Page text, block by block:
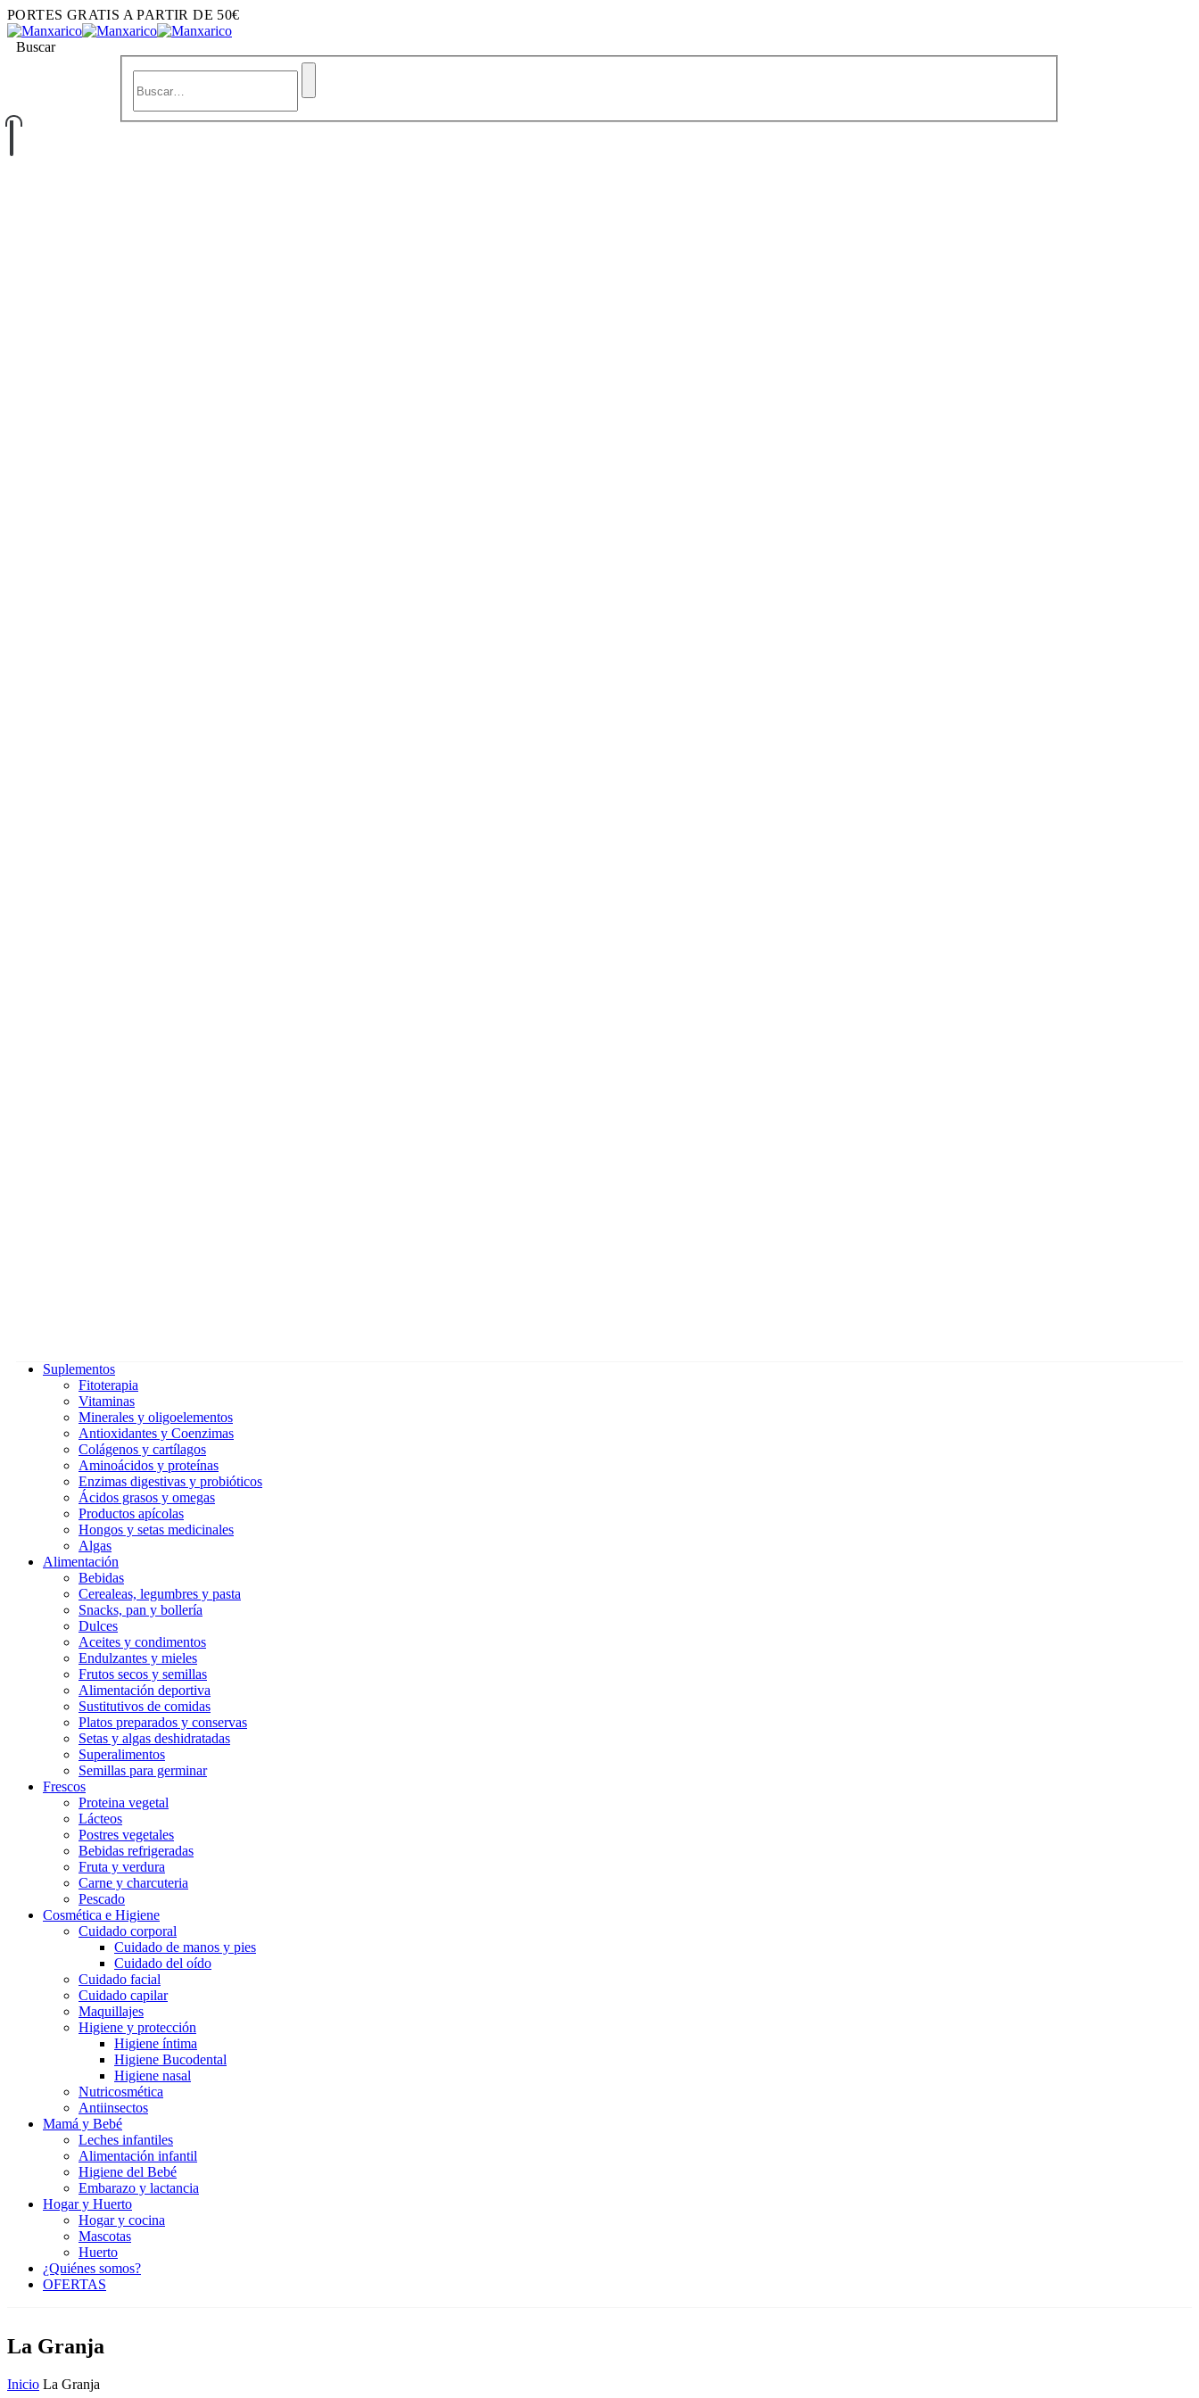
PORTES GRATIS A PARTIR DE 50€
Buscar
Suplementos
Fitoterapia
Vitaminas
Minerales y oligoelementos
Antioxidantes y Coenzimas
Colágenos y cartílagos
Aminoácidos y proteínas
Enzimas digestivas y probióticos
Ácidos grasos y omegas
Productos apícolas
Hongos y setas medicinales
Algas
Alimentación
Bebidas
Cerealeas, legumbres y pasta
Snacks, pan y bollería
Dulces
Aceites y condimentos
Endulzantes y mieles
Frutos secos y semillas
Alimentación deportiva
Sustitutivos de comidas
Platos preparados y conservas
Setas y algas deshidratadas
Superalimentos
Semillas para germinar
Frescos
Proteina vegetal
Lácteos
Postres vegetales
Bebidas refrigeradas
Fruta y verdura
Carne y charcuteria
Pescado
Cosmética e Higiene
Cuidado corporal
Cuidado de manos y pies
Cuidado del oído
Cuidado facial
Cuidado capilar
Maquillajes
Higiene y protección
Higiene íntima
Higiene Bucodental
Higiene nasal
Nutricosmética
Antiinsectos
Mamá y Bebé
Leches infantiles
Alimentación infantil
Higiene del Bebé
Embarazo y lactancia
Hogar y Huerto
Hogar y cocina
Mascotas
Huerto
¿Quiénes somos?
OFERTAS
La Granja
Inicio La Granja